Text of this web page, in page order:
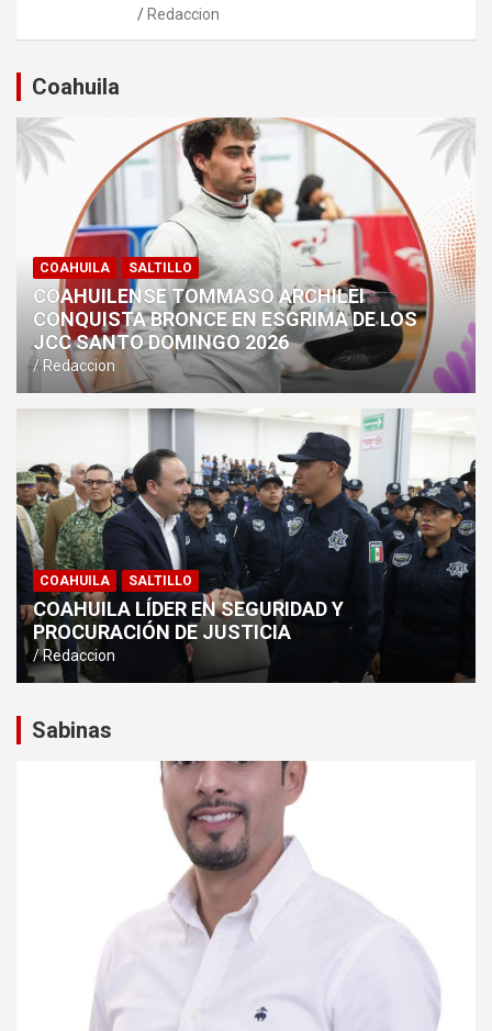
Redaccion
Coahuila
COAHUILA SALTILLO
COAHUILENSE TOMMASO ARCHILEI
CONQUISTA BRONCE EN ESGRIMA DE LOS
JCC SANTO DOMINGO 2026
Redaccion
COAHUILA SALTILLO
COAHUILA LÍDER EN SEGURIDAD Y
PROCURACIÓN DE JUSTICIA
Redaccion
Sabinas